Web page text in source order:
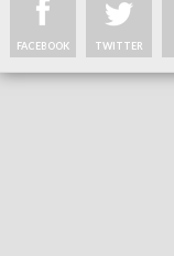
FACEBOOK TWITTER